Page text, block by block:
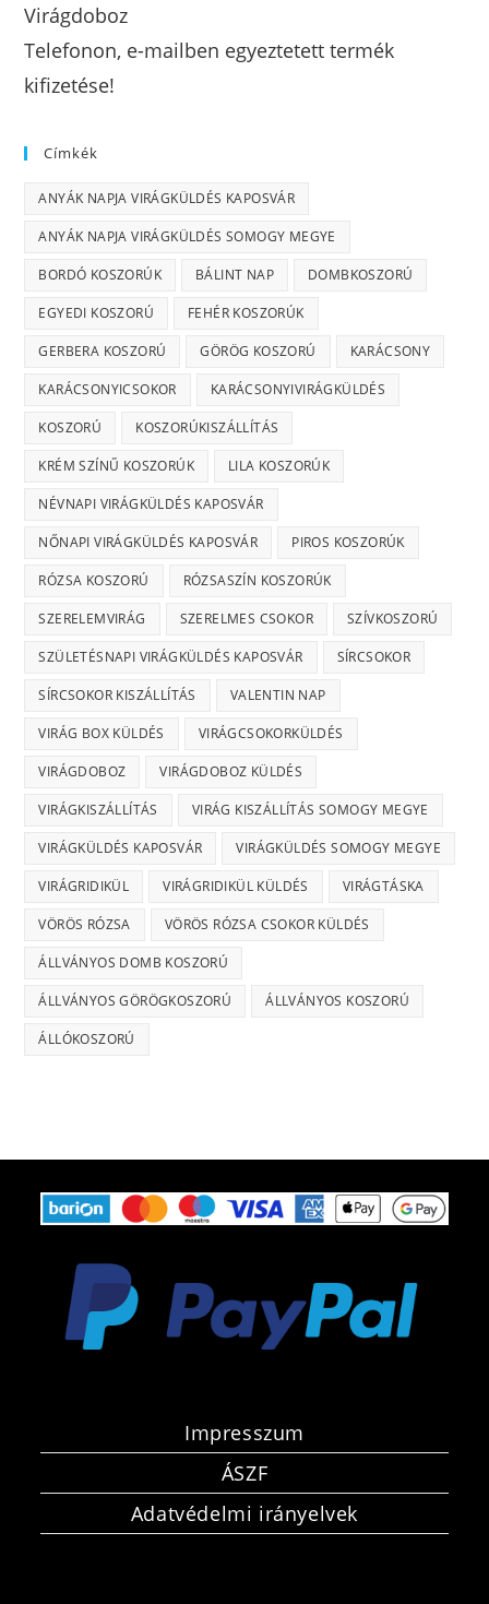
Virágdoboz
Telefonon, e-mailben egyeztetett termék
kifizetése!
Címkék
ANYÁK NAPJA VIRÁGKÜLDÉS KAPOSVÁR
ANYÁK NAPJA VIRÁGKÜLDÉS SOMOGY MEGYE
BORDÓ KOSZORÚK BÁLINT NAP DOMBKOSZORÚ
EGYEDI KOSZORÚ FEHÉR KOSZORÚK
GERBERA KOSZORÚ GÖRÖG KOSZORÚ KARÁCSONY
KARÁCSONYICSOKOR KARÁCSONYIVIRÁGKÜLDÉS
KOSZORÚ KOSZORÚKISZÁLLÍTÁS
KRÉM SZÍNŰ KOSZORÚK LILA KOSZORÚK
NÉVNAPI VIRÁGKÜLDÉS KAPOSVÁR
NŐNAPI VIRÁGKÜLDÉS KAPOSVÁR PIROS KOSZORÚK
RÓZSA KOSZORÚ RÓZSASZÍN KOSZORÚK
SZERELEMVIRÁG SZERELMES CSOKOR SZÍVKOSZORÚ
SZÜLETÉSNAPI VIRÁGKÜLDÉS KAPOSVÁR SÍRCSOKOR
SÍRCSOKOR KISZÁLLÍTÁS VALENTIN NAP
VIRÁG BOX KÜLDÉS VIRÁGCSOKORKÜLDÉS
VIRÁGDOBOZ VIRÁGDOBOZ KÜLDÉS
VIRÁGKISZÁLLÍTÁS VIRÁG KISZÁLLÍTÁS SOMOGY MEGYE
VIRÁGKÜLDÉS KAPOSVÁR VIRÁGKÜLDÉS SOMOGY MEGYE
VIRÁGRIDIKÜL VIRÁGRIDIKÜL KÜLDÉS VIRÁGTÁSKA
VÖRÖS RÓZSA VÖRÖS RÓZSA CSOKOR KÜLDÉS
ÁLLVÁNYOS DOMB KOSZORÚ
ÁLLVÁNYOS GÖRÖGKOSZORÚ ÁLLVÁNYOS KOSZORÚ
ÁLLÓKOSZORÚ
Impresszum
ÁSZF
Adatvédelmi irányelvek